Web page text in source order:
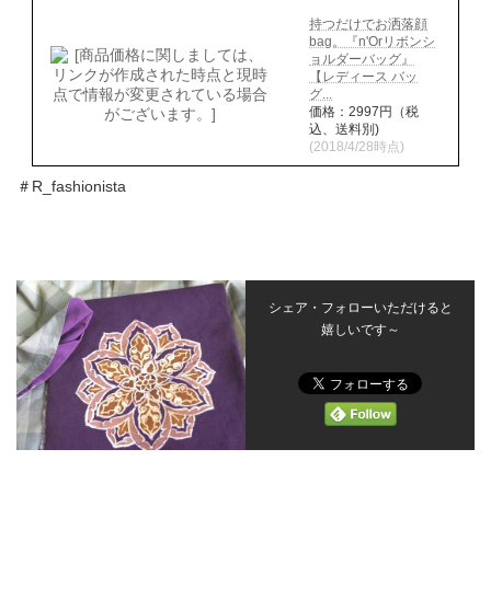
持つだけでお洒落顔
bag。『n'Orリボンシ
ョルダーバッグ』
【レディース バッ
グ...
価格：2997円（税
込、送料別)
(2018/4/28時点)
＃R_fashionista
シェア・フォローいただけると
嬉しいです～